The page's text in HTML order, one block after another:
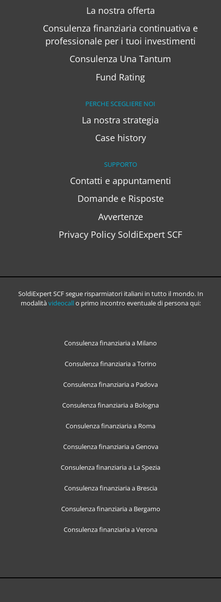
La nostra offerta
Consulenza finanziaria continuativa e
professionale per i tuoi investimenti
Consulenza Una Tantum
Fund Rating
PERCHE SCEGLIERE NOI
La nostra strategia
Case history
SUPPORTO
Contatti e appuntamenti
Domande e Risposte
Avvertenze
Privacy Policy SoldiExpert SCF
SoldiExpert SCF segue risparmiatori italiani in tutto il mondo. In
modalitàvideocallo primo incontro eventuale di persona qui:
Consulenza finanziaria a Milano
Consulenza finanziaria a Torino
Consulenza finanziaria a Padova
Consulenza finanziaria a Bologna
Consulenza finanziaria a Roma
Consulenza finanziaria a Genova
Consulenza finanziaria a La Spezia
Consulenza finanziaria a Brescia
Consulenza finanziaria a Bergamo
Consulenza finanziaria a Verona